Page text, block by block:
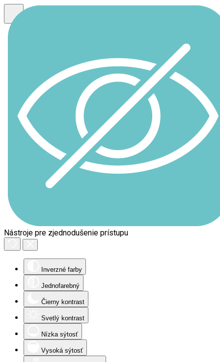
Nástroje pre zjednodušenie prístupu
Inverzné farby
Jednofarebný
Čierny kontrast
Svetlý kontrast
Nízka sýtosť
Vysoká sýtosť